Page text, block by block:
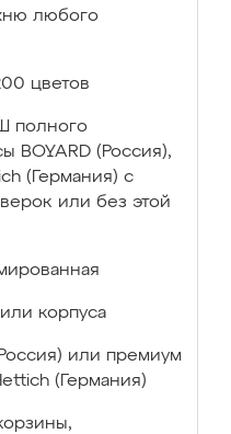
любого
цветов
полного
BOYARD (Россия),
(Германия) с
или без этой
корпуса
или премиум
(Германия)